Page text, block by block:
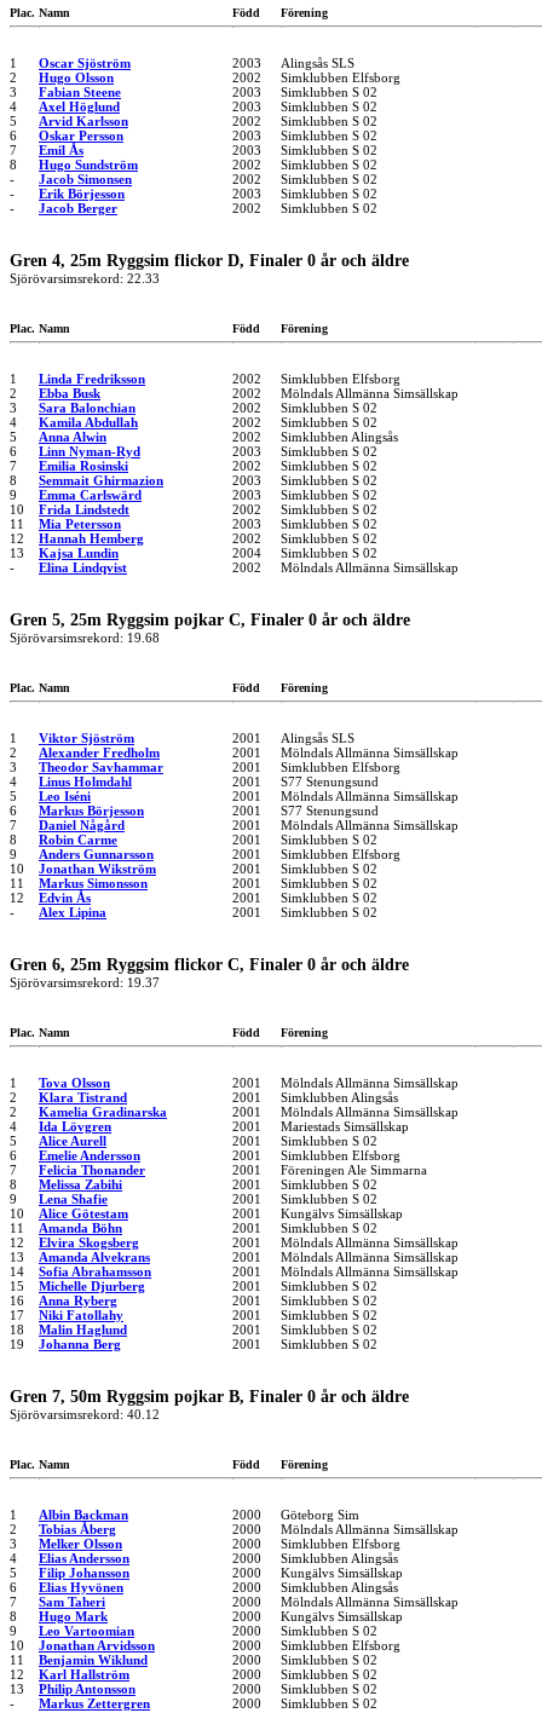
Plac. Namn Född Förening
1 Oscar Sjöström 2003
Alingsås SLS
2
Hugo Olsson 2002
Simklubben Elfsborg
3
Fabian Steene 2003
Simklubben S 02
4
Axel Höglund 2003
Simklubben S 02
5
Arvid Karlsson 2002
Simklubben S 02
6
Oskar Persson 2003
Simklubben S 02
7
Emil Ås 2003
Simklubben S 02
8
Hugo Sundström 2002
Simklubben S 02
-
Jacob Simonsen 2002
Simklubben S 02
-
Erik Börjesson 2003
Simklubben S 02
-
Jacob Berger 2002 Simklubben S 02
Gren 4, 25m Ryggsim flickor D, Finaler 0 år och äldre
Sjörövarsimsrekord: 22.33
Plac. Namn Född Förening
1 Linda Fredriksson 2002
Simklubben Elfsborg
2
Ebba Busk 2002
Mölndals Allmänna Simsällskap
3
Sara Balonchian 2002
Simklubben S 02
4
Kamila Abdullah 2002
Simklubben S 02
5
Anna Alwin 2002
Simklubben Alingsås
6
Linn Nyman-Ryd 2003
Simklubben S 02
7
Emilia Rosinski 2002
Simklubben S 02
8
Semmait Ghirmazion 2003
Simklubben S 02
9
Emma Carlswärd 2003
Simklubben S 02
10
Frida Lindstedt 2002
Simklubben S 02
11
Mia Petersson 2003
Simklubben S 02
12
Hannah Hemberg 2002
Simklubben S 02
13
Kajsa Lundin 2004
Simklubben S 02
-
Elina Lindqvist 2002 Mölndals Allmänna Simsällskap
Gren 5, 25m Ryggsim pojkar C, Finaler 0 år och äldre
Sjörövarsimsrekord: 19.68
Plac. Namn Född Förening
1 Viktor Sjöström 2001
Alingsås SLS
2
Alexander Fredholm 2001
Mölndals Allmänna Simsällskap
3
Theodor Savhammar 2001
Simklubben Elfsborg
4
Linus Holmdahl 2001
S77 Stenungsund
5
Leo Iséni 2001
Mölndals Allmänna Simsällskap
6
Markus Börjesson 2001
S77 Stenungsund
7
Daniel Någård 2001
Mölndals Allmänna Simsällskap
8
Robin Carme 2001
Simklubben S 02
9
Anders Gunnarsson 2001
Simklubben Elfsborg
10
Jonathan Wikström 2001
Simklubben S 02
11
Markus Simonsson 2001
Simklubben S 02
12
Edvin Ås 2001
Simklubben S 02
-
Alex Lipina 2001 Simklubben S 02
Gren 6, 25m Ryggsim flickor C, Finaler 0 år och äldre
Sjörövarsimsrekord: 19.37
Plac. Namn Född Förening
1 Tova Olsson 2001
Mölndals Allmänna Simsällskap
2
Klara Tistrand 2001
Simklubben Alingsås
2
Kamelia Gradinarska 2001
Mölndals Allmänna Simsällskap
4
Ida Lövgren 2001
Mariestads Simsällskap
5
Alice Aurell 2001
Simklubben S 02
6
Emelie Andersson 2001
Simklubben Elfsborg
7
Felicia Thonander 2001
Föreningen Ale Simmarna
8
Melissa Zabihi 2001
Simklubben S 02
9
Lena Shafie 2001
Simklubben S 02
10
Alice Götestam 2001
Kungälvs Simsällskap
11
Amanda Böhn 2001
Simklubben S 02
12
Elvira Skogsberg 2001
Mölndals Allmänna Simsällskap
13
Amanda Alvekrans 2001
Mölndals Allmänna Simsällskap
14
Sofia Abrahamsson 2001
Mölndals Allmänna Simsällskap
15
Michelle Djurberg 2001
Simklubben S 02
16
Anna Ryberg 2001
Simklubben S 02
17
Niki Fatollahy 2001
Simklubben S 02
18
Malin Haglund 2001
Simklubben S 02
19
Johanna Berg 2001 Simklubben S 02
Gren 7, 50m Ryggsim pojkar B, Finaler 0 år och äldre
Sjörövarsimsrekord: 40.12
Plac. Namn Född Förening
1 Albin Backman 2000
Göteborg Sim
2
Tobias Åberg 2000
Mölndals Allmänna Simsällskap
3
Melker Olsson 2000
Simklubben Elfsborg
4
Elias Andersson 2000
Simklubben Alingsås
5
Filip Johansson 2000
Kungälvs Simsällskap
6
Elias Hyvönen 2000
Simklubben Alingsås
7
Sam Taheri 2000
Mölndals Allmänna Simsällskap
8
Hugo Mark 2000
Kungälvs Simsällskap
9
Leo Vartoomian 2000
Simklubben S 02
10
Jonathan Arvidsson 2000
Simklubben Elfsborg
11
Benjamin Wiklund 2000
Simklubben S 02
12
Karl Hallström 2000
Simklubben S 02
13
Philip Antonsson 2000
Simklubben S 02
-
Markus Zettergren 2000
Simklubben S 02